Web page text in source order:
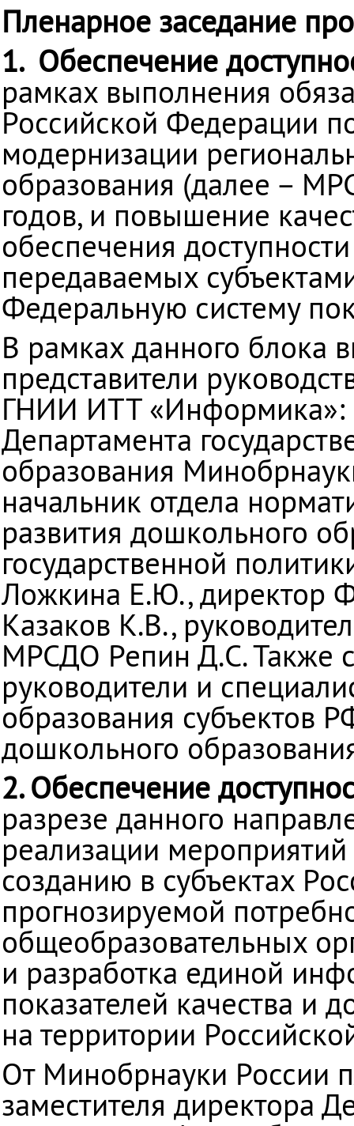
Пленарное заседание
1. Обеспечение
рамках выполнения
Российской Федерации
модернизации
образования (далее –
годов, и повышение
обеспечения
передаваемых
Федеральную систему
В рамках данного блока
представители
ГНИИ ИТТ «Информика»:
Департамента
образования
начальник отдела
развития дошкольного
государственной
Ложкина Е.Ю., директор
Казаков К.В.,
МРСДО Репин Д.С. Также
руководители и
образования субъектов
дошкольного
2. Обеспечение
разрезе данного
реализации
созданию в субъектах
прогнозируемой
общеобразовательных
и разработка единой
показателей качества и
на территории
От Минобрнауки России
заместителя директора